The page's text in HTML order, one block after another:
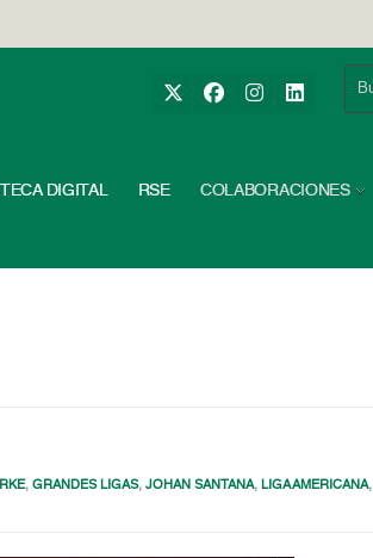
DIGITAL RSE COLABORACIONES
,GRANDES LIGAS,JOHAN SANTANA, LIGA AMERICANA,